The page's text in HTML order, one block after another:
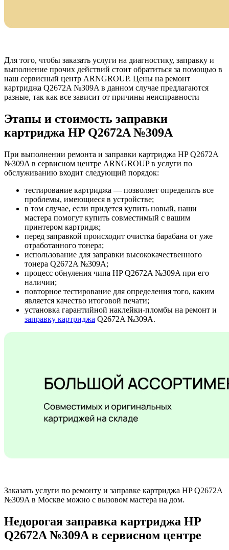
Для того, чтобы заказать услуги на диагностику, заправку и
выполнение прочих действий стоит обратиться за помощью в
наш сервисный центр ARNGROUP. Цены на ремонт
картриджа Q2672A №309A в данном случае предлагаются
разные, так как все зависит от причины неисправности
Этапы и стоимость заправки
картриджа HP Q2672A №309A
При выполнении ремонта и заправки картриджа HP Q2672A
№309A в сервисном центре ARNGROUP в услуги по
обслуживанию входит следующий порядок:
тестирование картриджа — позволяет определить все
проблемы, имеющиеся в устройстве;
в том случае, если придется купить новый, наши
мастера помогут купить совместимый с вашим
принтером картридж;
перед заправкой происходит очистка барабана от уже
отработанного тонера;
использование для заправки высококачественного
тонера Q2672A №309A;
процесс обнуления чипа HP Q2672A №309A при его
наличии;
повторное тестирование для определения того, каким
является качество итоговой печати;
установка гарантийной наклейки-пломбы на ремонт и
заправку картриджа Q2672A №309A.
Заказать услуги по ремонту и заправке картриджа HP Q2672A
№309A в Москве можно с вызовом мастера на дом.
Недорогая заправка картриджа HP
Q2672A №309A в сервисном центре